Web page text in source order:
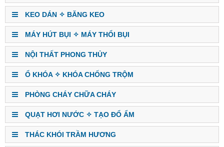
KEO DÁN ✧ BĂNG KEO
MÁY HÚT BỤI ✧ MÁY THỔI BỤI
NỘI THẤT PHONG THỦY
Ổ KHÓA ✧ KHÓA CHỐNG TRỘM
PHÒNG CHÁY CHỮA CHÁY
QUẠT HƠI NƯỚC ✧ TẠO ĐỔ ẨM
THÁC KHÓI TRẦM HƯƠNG